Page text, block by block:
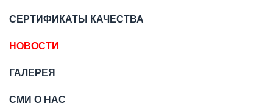
СЕРТИФИКАТЫ КАЧЕСТВА
НОВОСТИ
ГАЛЕРЕЯ
СМИ О НАС